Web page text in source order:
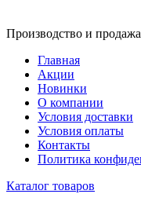
Производство и
Главная
Акции
Новинки
О компании
Условия доставки
Условия оплаты
Контакты
Политика
Каталог товаров